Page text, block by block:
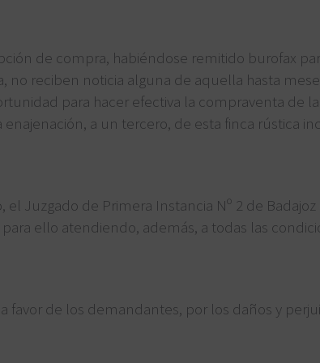
de compra, habiéndose remitido burofax
reciben noticia alguna de aquella hasta
para hacer efectiva la compraventa de
a un tercero, de esta finca rústica
Juzgado de Primera Instancia Nº 2 de
ello atendiendo, además, a todas las
de los demandantes, por los daños y